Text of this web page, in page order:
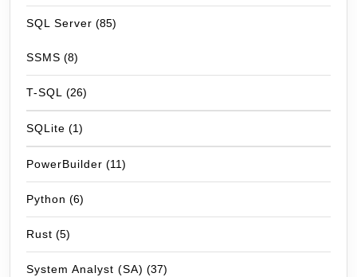
SQL Server (85)
SSMS (8)
T-SQL (26)
SQLite (1)
PowerBuilder (11)
Python (6)
Rust (5)
System Analyst (SA) (37)